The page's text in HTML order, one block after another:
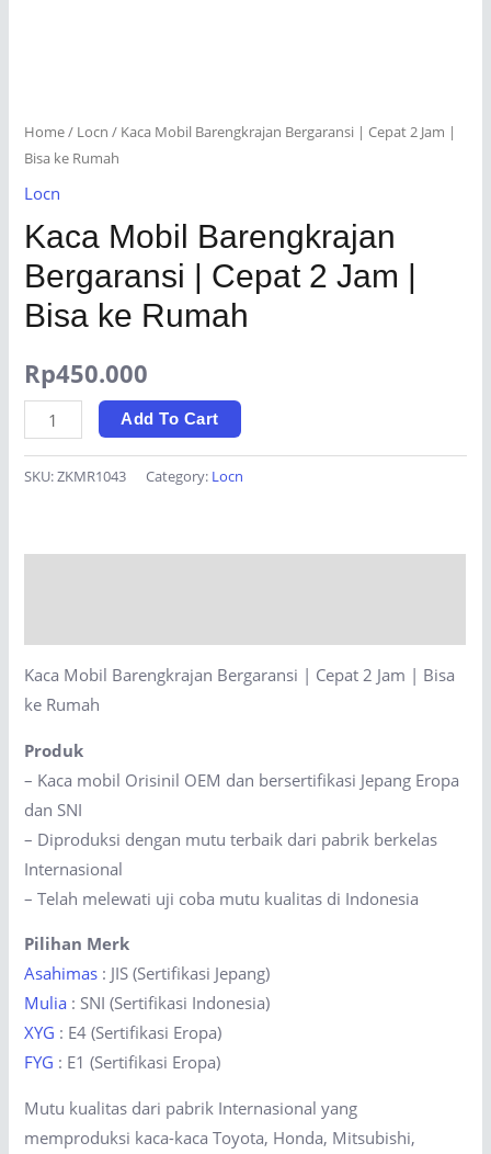
Home/ Locn / Kaca Mobil Barengkrajan Bergaransi | Cepat 2 Jam |
Bisa ke Rumah
Locn
Kaca Mobil Barengkrajan
Bergaransi | Cepat 2 Jam |
Bisa ke Rumah
Rp450.000
Kaca
Mobil
Barengkrajan
|
Bisa
ke
Rumah
quantity
Add To Cart
SKU:ZKMR1043 Category: Locn
Kaca Mobil Barengkrajan Bergaransi | Cepat 2 Jam | Bisa
ke Rumah
Produk
– Kaca mobil Orisinil OEM dan bersertifikasi Jepang Eropa
dan SNI
– Diproduksi dengan mutu terbaik dari pabrik berkelas
Internasional
– Telah melewati uji coba mutu kualitas di Indonesia
Pilihan Merk
Asahimas : JIS (Sertifikasi Jepang)
Mulia : SNI (Sertifikasi Indonesia)
XYG : E4 (Sertifikasi Eropa)
FYG : E1 (Sertifikasi Eropa)
Mutu kualitas dari pabrik Internasional yang
memproduksi kaca-kaca Toyota, Honda, Mitsubishi,